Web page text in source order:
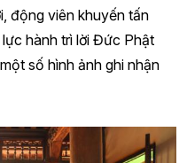
động viên khuyến tấn
hành trì lời Đức Phật
số hình ảnh ghi nhận